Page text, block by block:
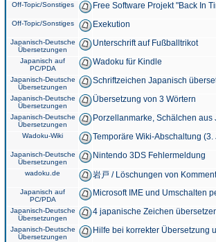
Off-Topic/Sonstiges Free Software Projekt "Back In
Off-Topic/Sonstiges Exekution
Japanisch-Deutsche
Übersetzungen
Unterschrift auf Fußballtrikot
Japanisch auf
PC/PDA
Wadoku für Kindle
Japanisch-Deutsche
Übersetzungen
Schriftzeichen Japanisch
Japanisch-Deutsche
Übersetzungen
Übersetzung von 3 Wörtern
Japanisch-Deutsche
Übersetzungen
Porzellanmarke, Schälchen aus
Wadoku-Wiki Temporäre Wiki-Abschaltung
Japanisch-Deutsche
Übersetzungen
Nintendo 3DS Fehlermeldung
wadoku.de 岩戸 / Löschungen von
Japanisch auf
PC/PDA
Microsoft IME und Umschalten
Japanisch-Deutsche
Übersetzungen
4 japanische Zeichen
Japanisch-Deutsche
Übersetzungen
Hilfe bei korrekter Übersetzung